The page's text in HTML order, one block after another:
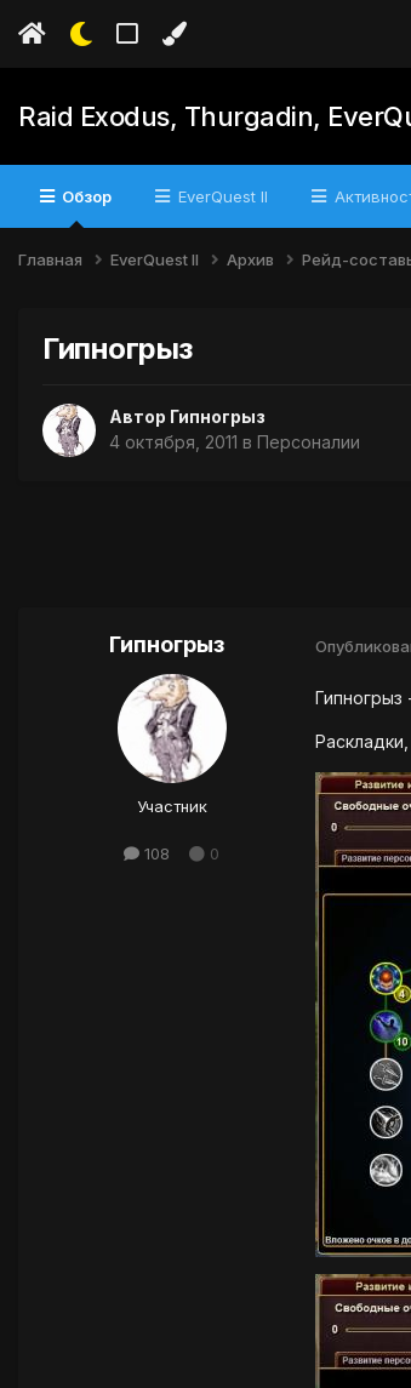
Raid Exodus, Thurgadin,
Обзор EverQuest II
Главная EverQuest II Архив Рейд-
Гипногрыз
Автор Гипногрыз
4 октября, 2011 в Персоналии
Гипногрыз
Участник
108 0